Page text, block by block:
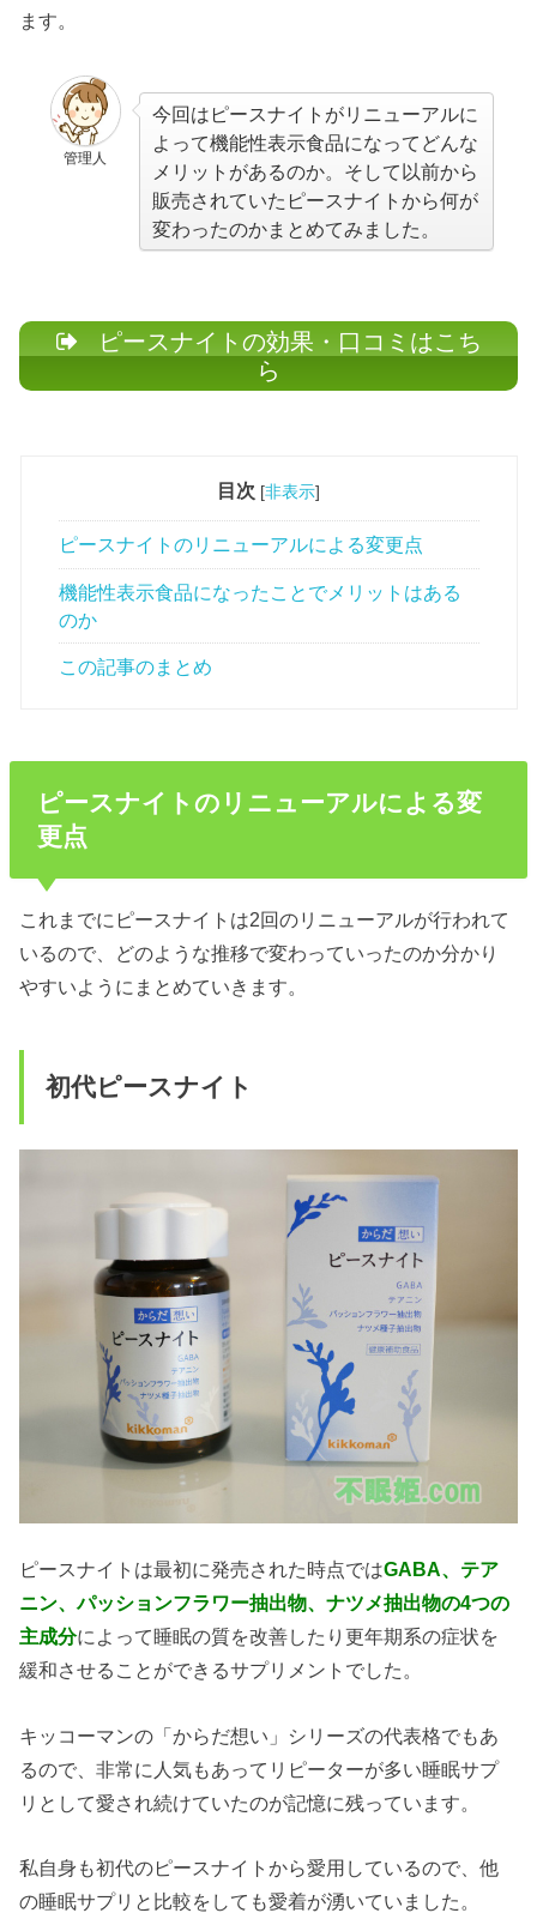
ます。
管理人
今回はピースナイトがリニューアルに
よって機能性表示食品になってどんな
メリットがあるのか。そして以前から
販売されていたピースナイトから何が
変わったのかまとめてみました。
ピースナイトの効果・口コミはこち
ら
目次 [非表示]
ピースナイトのリニューアルによる変更点
機能性表示食品になったことでメリットはある
のか
この記事のまとめ
ピースナイトのリニューアルによる変
更点
これまでにピースナイトは2回のリニューアルが行われて
いるので、どのような推移で変わっていったのか分かり
やすいようにまとめていきます。
初代ピースナイト
ピースナイトは最初に発売された時点ではGABA、テア
ニン、パッションフラワー抽出物、ナツメ抽出物の4つの
主成分によって睡眠の質を改善したり更年期系の症状を
緩和させることができるサプリメントでした。
キッコーマンの「からだ想い」シリーズの代表格でもあ
るので、非常に人気もあってリピーターが多い睡眠サプ
リとして愛され続けていたのが記憶に残っています。
私自身も初代のピースナイトから愛用しているので、他
の睡眠サプリと比較をしても愛着が湧いていました。